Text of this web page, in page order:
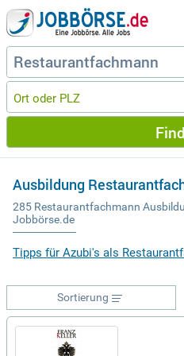
Ausbildung
285 Restaurantfachmann
Jobbörse.de
Tipps für Azubi's als
Sortierung